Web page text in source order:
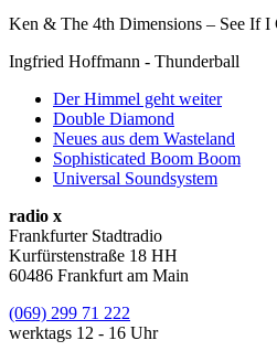
Ken & The 4th Dimensions – See If I
Ingfried Hoffmann - Thunderball
Der Himmel geht weiter
Double Diamond
Neues aus dem Wasteland
Sophisticated Boom Boom
Universal Soundsystem
radio x
Frankfurter Stadtradio
Kurfürstenstraße 18 HH
60486 Frankfurt am Main
(069) 299 71 222
werktags 12 - 16 Uhr